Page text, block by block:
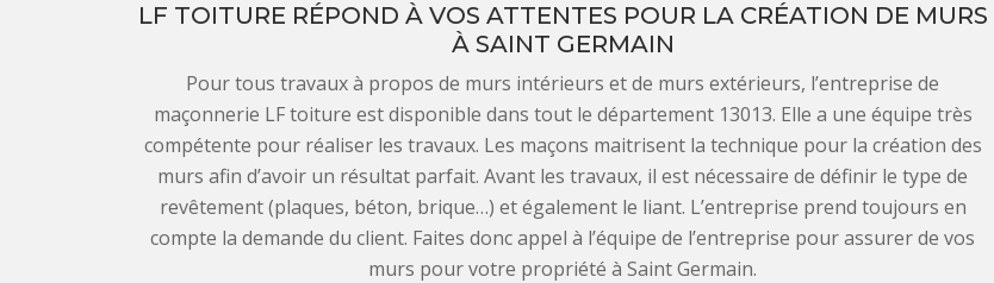
LF TOITURE RÉPOND À VOS ATTENTES POUR LA CRÉATION DE MURS
À SAINT GERMAIN
Pour tous travaux à propos de murs intérieurs et de murs extérieurs, l’entreprise de
maçonnerie LF toiture est disponible dans tout le département 13013. Elle a une équipe très
compétente pour réaliser les travaux. Les maçons maitrisent la technique pour la création des
murs afin d’avoir un résultat parfait. Avant les travaux, il est nécessaire de définir le type de
revêtement (plaques, béton, brique…) et également le liant. L’entreprise prend toujours en
compte la demande du client. Faites donc appel à l’équipe de l’entreprise pour assurer de vos
murs pour votre propriété à Saint Germain.